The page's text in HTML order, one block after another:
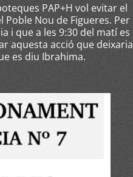
PAP+H vol evitar el
Nou de Figueres. Per
i que a les 9:30 del matí es
aquesta acció que deixaria
es diu Ibrahima.